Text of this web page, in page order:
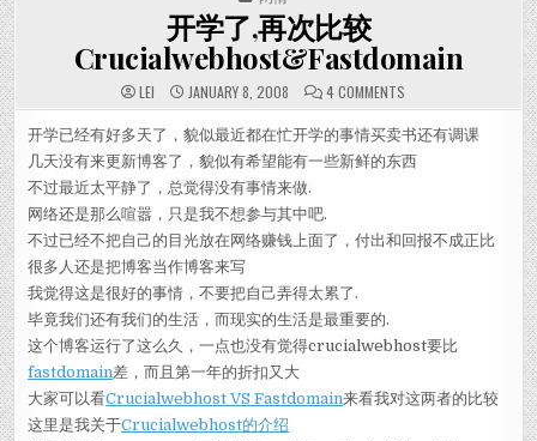
开学了,再次比较
Crucialwebhost&Fastdomain
LEI JANUARY 8, 2008 4 COMMENTSON 开学了,再次比较
开学已经有好多天了，貌似最近都在忙开学的事情买卖书还有调课
几天没有来更新博客了，貌似有希望能有一些新鲜的东西
不过最近太平静了，总觉得没有事情来做.
网络还是那么喧嚣，只是我不想参与其中吧.
不过已经不把自己的目光放在网络赚钱上面了，付出和回报不成正比
很多人还是把博客当作博客来写
我觉得这是很好的事情，不要把自己弄得太累了.
毕竟我们还有我们的生活，而现实的生活是最重要的.
这个博客运行了这么久，一点也没有觉得crucialwebhost要比
fastdomain差，而且第一年的折扣又大
大家可以看Crucialwebhost VS Fastdomain来看我对这两者的比较
这里是我关于Crucialwebhost的介绍